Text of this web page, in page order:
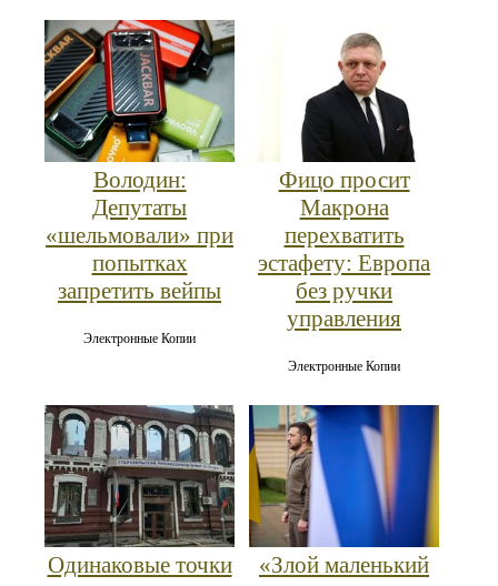
Володин:
Депутаты
«шельмовали» при
попытках
запретить вейпы
Электронные Копии
Фицо просит
Макрона
перехватить
эстафету: Европа
без ручки
управления
Электронные Копии
Одинаковые точки
«Злой маленький